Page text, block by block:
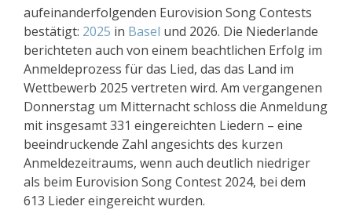
aufeinanderfolgenden Eurovision Song Contests
bestätigt: 2025 in Basel und 2026. Die Niederlande
berichteten auch von einem beachtlichen Erfolg im
Anmeldeprozess für das Lied, das das Land im
Wettbewerb 2025 vertreten wird. Am vergangenen
Donnerstag um Mitternacht schloss die Anmeldung
mit insgesamt 331 eingereichten Liedern – eine
beeindruckende Zahl angesichts des kurzen
Anmeldezeitraums, wenn auch deutlich niedriger
als beim Eurovision Song Contest 2024, bei dem
613 Lieder eingereicht wurden.